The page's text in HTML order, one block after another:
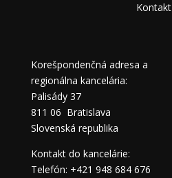
Kontakt
Korešpondenčná adresa a
regionálna kancelária:
Palisády 37
811 06 Bratislava
Slovenská republika
Kontakt do kancelárie:
Telefón: +421 948 684 676